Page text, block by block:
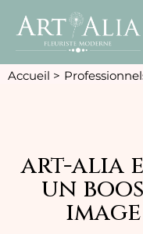
Accueil
art-alia
un